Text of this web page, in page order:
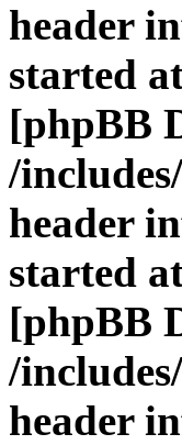
header
started
[phpBB
/
header
started
[phpBB
/
header